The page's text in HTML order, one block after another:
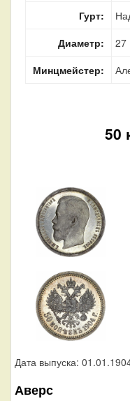
Гурт:
Диаметр:
27
Минцмейстер:
50
Дата выпуска:
Аверс